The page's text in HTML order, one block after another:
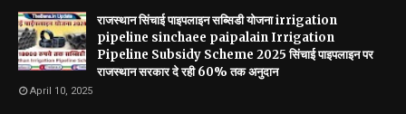
राजस्थान सिंचाई पाइपलाइन सब्सिडी योजना irrigation
pipeline sinchaee paipalain Irrigation
Pipeline Subsidy Scheme 2025 सिंचाई पाइपलाइन पर
राजस्थान सरकार दे रही 60% तक अनुदान
April 10, 2025